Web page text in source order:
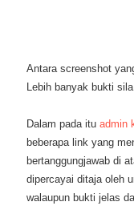
Antara screenshot
Lebih banyak bukti
Dalam pada ituadmin
beberapa link yang
bertanggungjawab di
dipercayai ditaja oleh
walaupun bukti jelas